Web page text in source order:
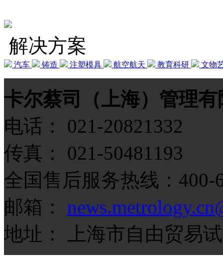
解决方案
汽车 铸造 注塑模具 航空航天 教育科研 文物
卡尔蔡司（上海）管理有
电话： 021-20821332
传真： 021-50481193
全国售后服务热线：400-
邮箱：
地址： 上海市自由贸易